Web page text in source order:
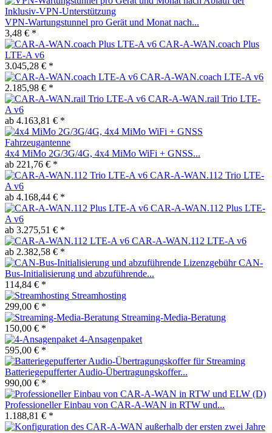
VPN-Wartungstunnel pro Gerät und Monat nach...
3,48 € *
CAR-A-WAN.coach Plus
LTE-A v6
3.045,28 € *
CAR-A-WAN.coach LTE-A v6
2.185,98 € *
CAR-A-WAN.rail Trio LTE-
A v6
ab 4.163,81 € *
4x4 MiMo 2G/3G/4G, 4x4 MiMo WiFi + GNSS...
ab 221,76 € *
CAR-A-WAN.112 Trio LTE-
A v6
ab 4.168,44 € *
CAR-A-WAN.112 Plus LTE-
A v6
ab 3.275,51 € *
CAR-A-WAN.112 LTE-A v6
ab 2.382,58 € *
CAN-
Bus-Initialisierung und abzuführende...
114,84 € *
Streamhosting
299,00 € *
Streaming-Media-Beratung
150,00 € *
4-Ansagenpaket
595,00 € *
Batteriegepufferter Audio-Übertragungskoffer...
990,00 € *
Professioneller Einbau von CAR-A-WAN in RTW und...
1.188,81 € *